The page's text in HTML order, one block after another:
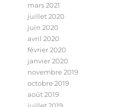
mars 2021
juillet 2020
juin 2020
avril 2020
février 2020
janvier 2020
novembre 2019
octobre 2019
août 2019